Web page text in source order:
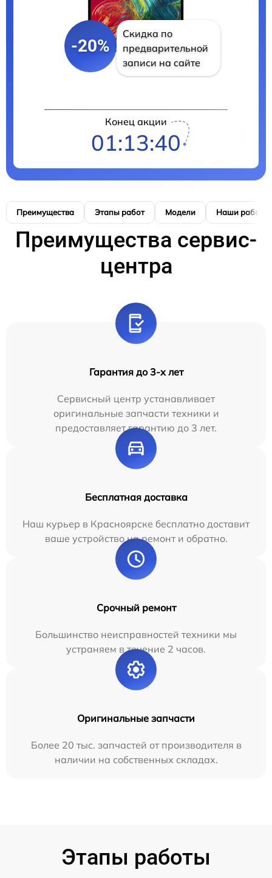
-20%
Скидка по
предварительной
записи на сайте
Конец акции
01:13:39
Преимущества Этапы работ Модели Наши работы
Преимущества сервис-
центра
Гарантия до 3-х лет
Сервисный центр устанавливает
оригинальные запчасти техники и
предоставляет гарантию до 3 лет.
Бесплатная доставка
Наш курьер в Красноярске бесплатно доставит
ваше устройство на ремонт и обратно.
Срочный ремонт
Большинство неисправностей техники мы
устраняем в течение 2 часов.
Оригинальные запчасти
Более 20 тыс. запчастей от производителя в
наличии на собственных складах.
Этапы работы